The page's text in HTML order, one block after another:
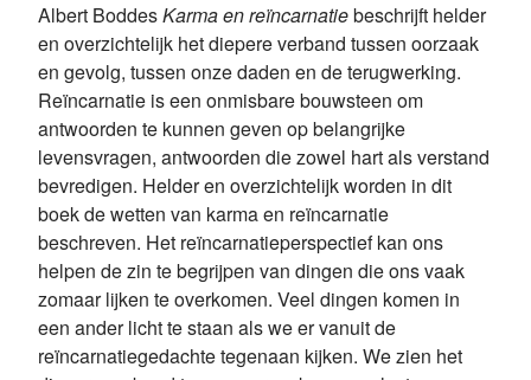
Albert BoddesKarma en reïncarnatiebeschrijft helder
en overzichtelijk het diepere verband tussen oorzaak
en gevolg, tussen onze daden en de terugwerking.
Reïncarnatie is een onmisbare bouwsteen om
antwoorden te kunnen geven op belangrijke
levensvragen, antwoorden die zowel hart als verstand
bevredigen. Helder en overzichtelijk worden in dit
boek de wetten van karma en reïncarnatie
beschreven. Het reïncarnatieperspectief kan ons
helpen de zin te begrijpen van dingen die ons vaak
zomaar lijken te overkomen. Veel dingen komen in
een ander licht te staan als we er vanuit de
reïncarnatiegedachte tegenaan kijken. We zien het